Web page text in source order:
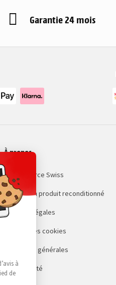
Garantie 24 mois
À propos
Recommerce Swiss
Choisir son produit reconditionné
Mentions légales
Gestion des cookies
Conditions générales
Accessibilité